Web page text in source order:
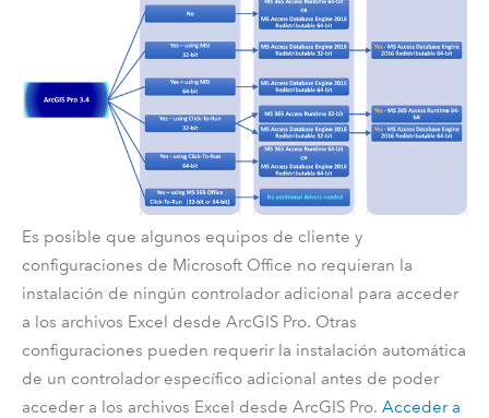
Es posible que algunos equipos de cliente y
configuraciones de Microsoft Office no requieran la
instalación de ningún controlador adicional para acceder
a los archivos Excel desde ArcGIS Pro. Otras
configuraciones pueden requerir la instalación automática
de un controlador específico adicional antes de poder
acceder a los archivos Excel desde ArcGIS Pro. Acceder a